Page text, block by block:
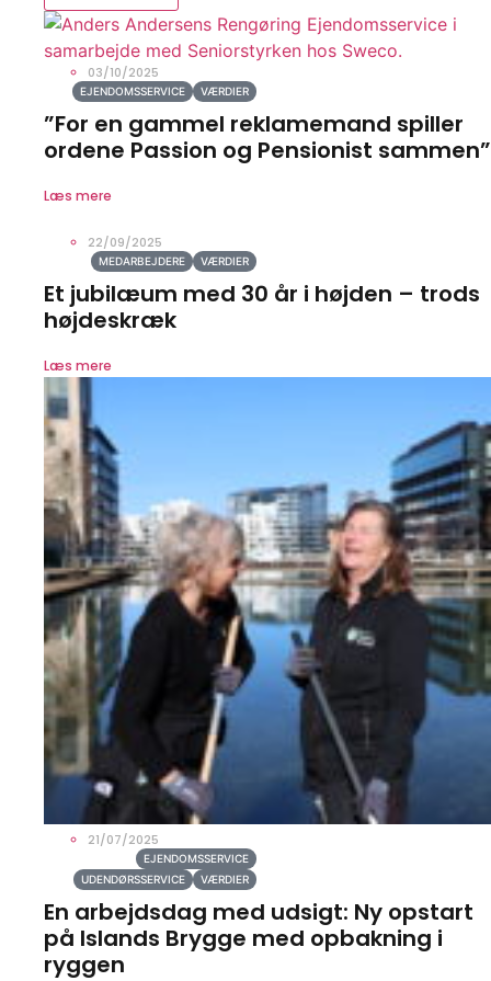
03/10/2025
EJENDOMSSERVICE VÆRDIER
”For en gammel reklamemand spiller
ordene Passion og Pensionist sammen”
Læs mere
22/09/2025
MEDARBEJDERE VÆRDIER
Et jubilæum med 30 år i højden – trods
højdeskræk
Læs mere
21/07/2025
EJENDOMSSERVICE
UDENDØRSSERVICE
VÆRDIER
En arbejdsdag med udsigt: Ny opstart
på Islands Brygge med opbakning i
ryggen